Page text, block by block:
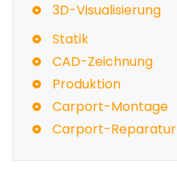
3D-Visualisierung
Statik
CAD-Zeichnung
Produktion
Carport-Montage
Carport-Reparatur